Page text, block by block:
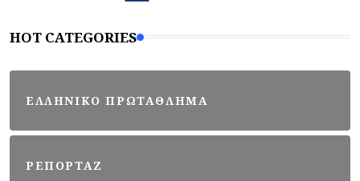
HOT CATEGORIES
ΕΛΛΗΝΙΚΟ ΠΡΩΤΑΘΛΗΜΑ
ΡΕΠΟΡΤΑΖ